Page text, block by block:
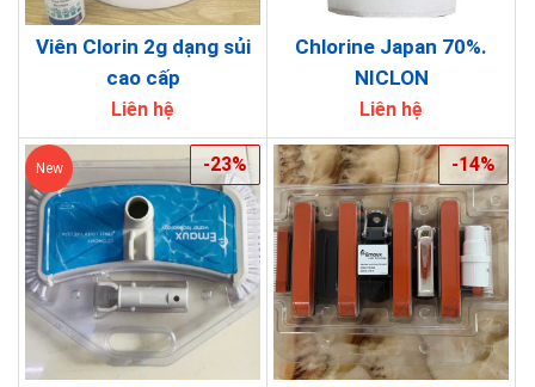
Viên Clorin 2g dạng sủi
cao cấp
Liên hệ
Chlorine Japan 70%.
NICLON
Liên hệ
New -23% -14%